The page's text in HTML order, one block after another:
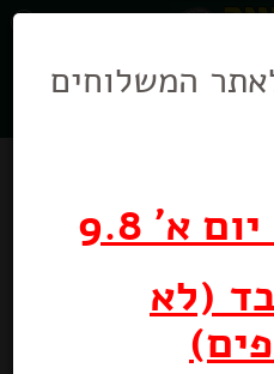
המשלוחים
א' 9.8
(לא